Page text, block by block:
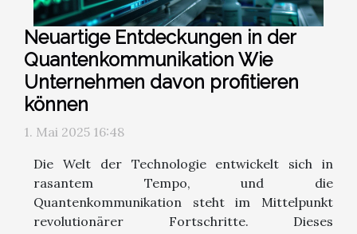
Neuartige Entdeckungen in der
Quantenkommunikation Wie
Unternehmen davon profitieren
können
1. Mai 2025 16:48
Die Welt der Technologie entwickelt sich in
rasantem Tempo, und die
Quantenkommunikation steht im Mittelpunkt
revolutionärer Fortschritte. Dieses